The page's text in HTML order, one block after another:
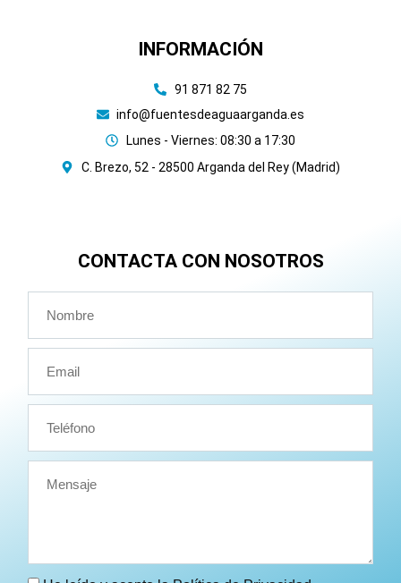
INFORMACIÓN
91 871 82 75
info@fuentesdeaguaarganda.es
Lunes - Viernes: 08:30 a 17:30
C. Brezo, 52 - 28500 Arganda del Rey (Madrid)
CONTACTA CON NOSOTROS